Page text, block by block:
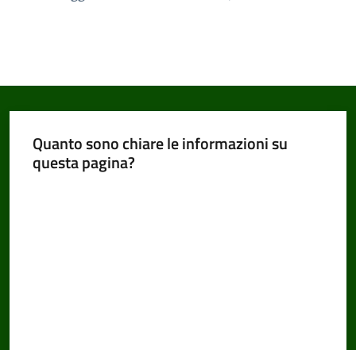
Quanto sono chiare le informazioni su
questa pagina?